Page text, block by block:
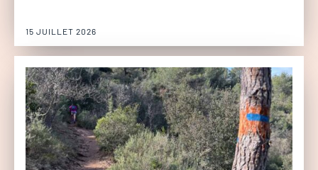
15 JUILLET 2026